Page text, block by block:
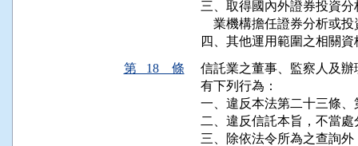
三、取得國內外證券投資
業機構擔任證券分析或
四、其他運用範圍之相關
第 18 條
信託業之董事、監察人及
有下列行為：
一、違反本法第二十三條
二、違反信託本旨，不當
三、除依法令所為之查詢